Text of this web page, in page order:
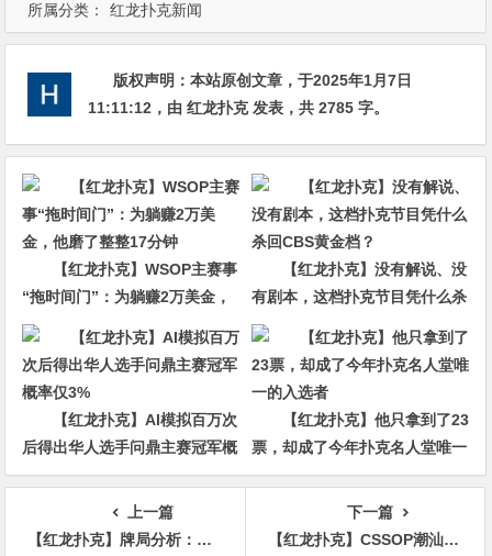
所属分类： 红龙扑克新闻
版权声明：本站原创文章，于2025年1月7日
11:11:12 ，由红龙扑克发表，共 2785 字。
【红龙扑克】WSOP主赛事
“拖时间门”：为躺赚2万美金，
他磨了整整17分钟
【红龙扑克】没有解说、没
有剧本，这档扑克节目凭什么杀
回CBS黄金档？
【红龙扑克】AI模拟百万次
后得出华人选手问鼎主赛冠军概
率仅3%
【红龙扑克】他只拿到了23
票，却成了今年扑克名人堂唯一
的入选者
上一篇
【红龙扑克】牌局分析：我在演什么？
下一篇
【红龙扑克】CSSOP潮汕杯｜主赛B组共221人次参赛！程良健勇夺榜首，50名选手晋级第二轮